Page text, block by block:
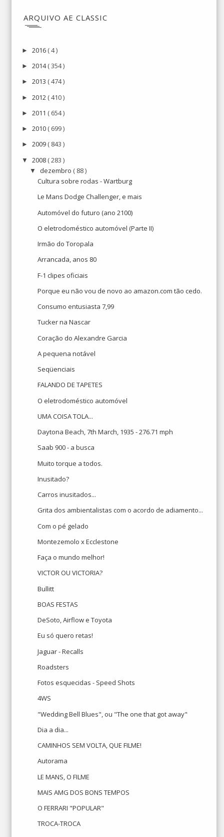
ARQUIVO AE CLASSIC
► 2016 ( 4 )
► 2014( 354 )
► 2013 ( 474 )
► 2012 ( 410 )
► 2011 ( 654 )
► 2010 ( 699 )
► 2009 ( 843 )
▼ 2008 ( 283 )
▼ dezembro ( 88 )
Cultura sobre rodas - Wartburg
Le Mans Dodge Challenger, e mais
Automóvel do futuro (ano 2100)
O eletrodoméstico automóvel (Parte II)
Irmão do Toropala
Arrancada, anos 80
F-1 clipes oficiais
Porque eu não vou de novo ao amazon.com tão cedo.
Consumo entusiasta 7,99
Tucker na Nascar
Coração do Alexandre Garcia
A pequena notável
Seqüenciais
FALANDO DE TAPETES
O eletrodoméstico automóvel
UMA COISA TOLA...
Daytona Beach, 7th March, 1935 - 276.71 mph
Saab 900 - a busca
Muito torque a todos.
Inusitado?
Carros inusitados...
Grita dos ambientalistas com o acordo de adiamento...
Com o pé gelado
Montezemolo x Ecclestone
Faça o mundo melhor!
VICTOR OU VICTORIA?
Bullitt
BOAS FESTAS
DeSoto, Airflow e Toyota
Eu só quero retas!
Jaguar - Recalls
Roadsters
Fotos esquecidas - Speed Shots
4WS
"Wedding Bell Blues", ou "The one that got away"
Dia a dia...
CAMINHOS SEM VOLTA, QUE FILME!
Autorama
LE MANS, O FILME
MAIS AMG DOS BONS TEMPOS
O FERRARI "POPULAR"
TROCA-TROCA